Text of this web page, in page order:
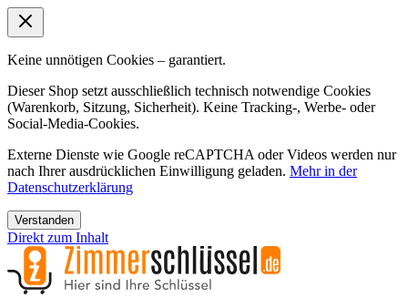
Keine unnötigen Cookies – garantiert.
Dieser Shop setzt ausschließlich technisch notwendige Cookies
(Warenkorb, Sitzung, Sicherheit). Keine Tracking-, Werbe- oder
Social-Media-Cookies.
Externe Dienste wie Google reCAPTCHA oder Videos werden nur
nach Ihrer ausdrücklichen Einwilligung geladen. Mehr in der
Datenschutzerklärung
Verstanden
Direkt zum Inhalt